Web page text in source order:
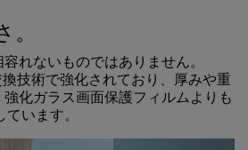
れないものではありません。
技術で強化されており、厚みや重
化ガラス画面保護フィルムよりも
います。